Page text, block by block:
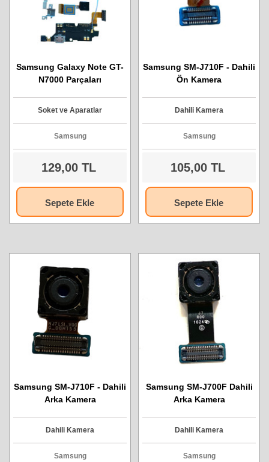
Samsung Galaxy Note GT-
N7000 Parçaları
Soket ve Aparatlar
Samsung
129,00 TL
Sepete Ekle
Samsung SM-J710F - Dahili
Ön Kamera
Dahili Kamera
Samsung
105,00 TL
Sepete Ekle
Samsung SM-J710F - Dahili
Arka Kamera
Dahili Kamera
Samsung
Samsung SM-J700F Dahili
Arka Kamera
Dahili Kamera
Samsung